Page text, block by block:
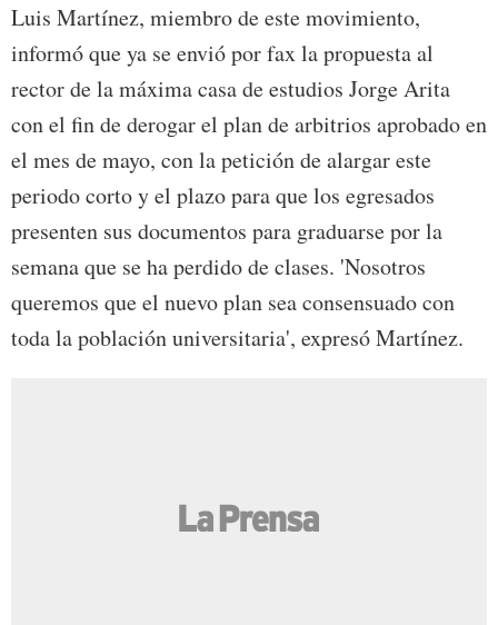
Luis Martínez, miembro de este movimiento,
informó que ya se envió por fax la propuesta al
rector de la máxima casa de estudios Jorge Arita
con el fin de derogar el plan de arbitrios aprobado en
el mes de mayo, con la petición de alargar este
periodo corto y el plazo para que los egresados
presenten sus documentos para graduarse por la
semana que se ha perdido de clases. 'Nosotros
queremos que el nuevo plan sea consensuado con
toda la población universitaria', expresó Martínez.